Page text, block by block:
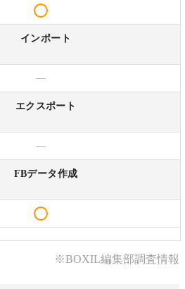
インポート
—
エクスポート
—
FBデータ作成
※BOXIL編集部調査情報